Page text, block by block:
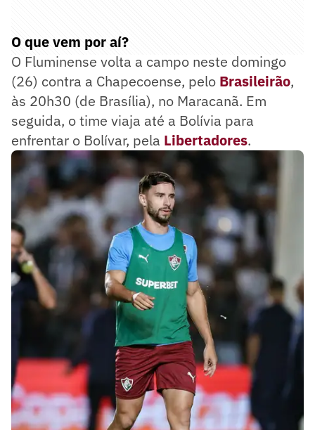
O que vem por aí?
O Fluminense volta a campo neste domingo
(26) contra a Chapecoense, pelo Brasileirão,
às 20h30 (de Brasília), no Maracanã. Em
seguida, o time viaja até a Bolívia para
enfrentar o Bolívar, pela Libertadores.